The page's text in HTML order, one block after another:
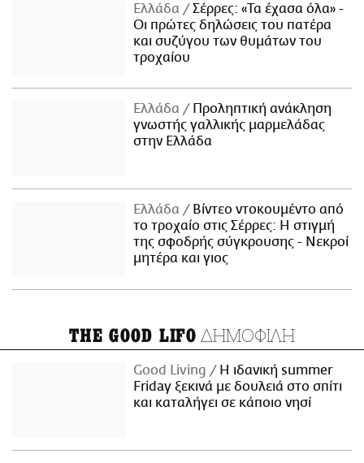
Ελλάδα
Σέρρες: «Τα έχασα όλα» -
Οι πρώτες δηλώσεις του πατέρα
και συζύγου των θυμάτων του
τροχαίου
Ελλάδα
Προληπτική ανάκληση
γνωστής γαλλικής μαρμελάδας
στην Ελλάδα
Ελλάδα
Βίντεο ντοκουμέντο από
το τροχαίο στις Σέρρες: Η στιγμή
της σφοδρής σύγκρουσης - Νεκροί
μητέρα και γιος
THE GOOD LIFO ΔΗΜΟΦΙΛΗ
Good Living
Η ιδανική summer
Friday ξεκινά με δουλειά στο σπίτι
και καταλήγει σε κάποιο νησί